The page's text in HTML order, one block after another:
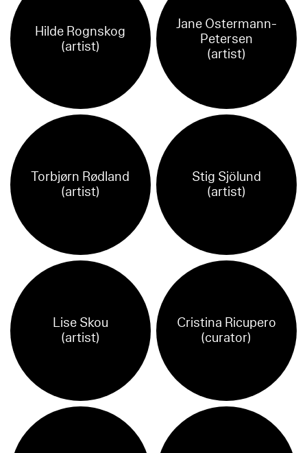
Hilde Rognskog
(artist)
Jane Ostermann-
Petersen
(artist)
Torbjørn Rødland
(artist)
Stig Sjölund
(artist)
Lise Skou
(artist)
Cristina Ricupero
(curator)